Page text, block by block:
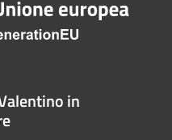
in